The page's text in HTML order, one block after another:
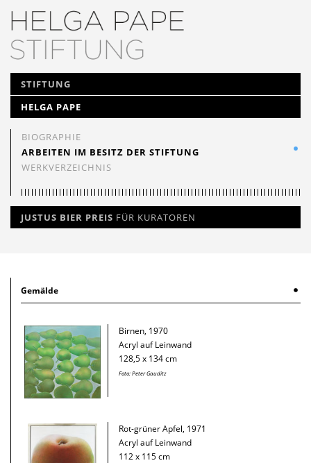
NAVIGATION
ÜBERSPRINGEN
STIFTUNG
HELGA PAPE
BIOGRAPHIE
ARBEITEN IM BESITZ DER STIFTUNG
WERKVERZEICHNIS
JUSTUS BIER PREIS FÜR KURATOREN
Gemälde
Birnen, 1970
Acryl auf Leinwand
128,5 x 134 cm
Foto: Peter Gauditz
Rot-grüner Apfel, 1971
Acryl auf Leinwand
112 x 115 cm